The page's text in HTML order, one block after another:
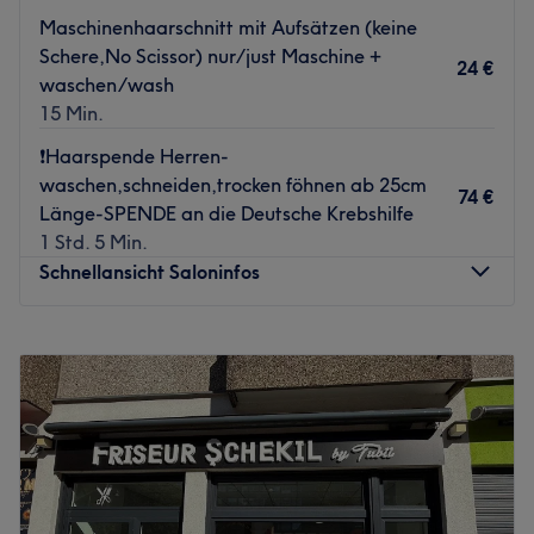
hat man das Gefühl sich mit guten Freunden zu
unterhalten.
Was uns an dem Salon gefällt:
Atmosphäre: Lebendig, modern, freundlich.
Extras: einfach zu erreichen mit den Öffis!
Zurück zur Salonansicht
Maschinenhaarschnitt mit Aufsätzen (keine
Schere,No Scissor) nur/just Maschine +
waschen/wash
15 Min.
24 €
❗️Haarspende Herren-
waschen,schneiden,trocken föhnen ab 25cm
Länge-SPENDE an die Deutsche Krebshilfe
1 Std. 5 Min.
74 €
Schnellansicht Saloninfos
Dienstag
10:00–19:00
Mittwoch
19:00
Donnerstag
10:00
19:00
Freitag
10:00
20:00
Samstag
09:00–16:00
Sonntag
Geschlossen